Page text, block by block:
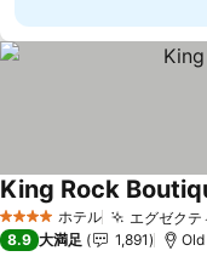
4 ホテルのランク
ホテル エグゼクテ
King Rock
8.9 大満足 1,891